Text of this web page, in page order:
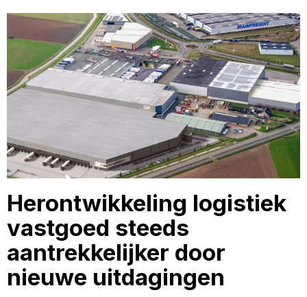
Herontwikkeling logistiek
vastgoed steeds
aantrekkelijker door
nieuwe uitdagingen